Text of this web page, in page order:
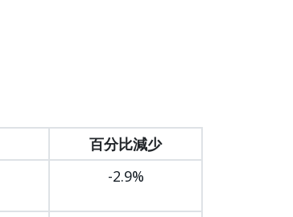
百分比減少
-2.9%